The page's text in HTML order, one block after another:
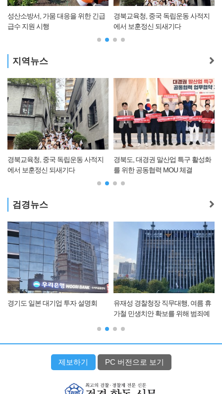
성산소방서, 가뭄 대응을 위한 긴급
급수 지원 시행
경북교육청, 중국 독립운동 사적지
에서 보훈정신 되새기다
지역뉴스
경북교육청, 중국 독립운동 사적지
에서 보훈정신 되새기다
경북도, 대경권 말산업 특구 활성화
를 위한 공동협력 MOU 체결
검경뉴스
경기도 일본 대기업 투자 설명회
유재성 경찰청장 직무대행, 여름 휴
가철 민생치안 확보를 위해 범죄예
제보하기 PC 버전으로 보기